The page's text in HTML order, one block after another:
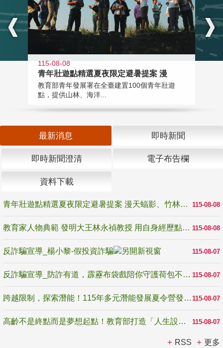
115-08-08
青年壯遊點精選夏夜限定避暑提案 漫
教育部青年發展署在全臺建置100個青年壯遊
點，提供山林、海洋...
最新消息 即時新聞
即時新聞澄清 電子布告欄
資料下載
115-08-08
青年壯遊點精選夏夜限定避暑提案 漫天蝠影、竹林尋蛙、茶香夜觀 邀青年暮色出發
115-08-08
教育家人物典範 發明大王林永禎教授 用自身經歷點亮學生的路
115-08-07
反詐騙宣導_楊小黎-假投資詐騙
115-08-07
反詐騙宣導_防詐有道，霹靂布袋戲陪你守護荷包不受騙
115-08-07
跨越限制，探索潛能！115年多元潛能發展夏令營發掘生命無限可能
115-08-07
高齡不是終點而是夢想起點！教育部打造「人生設計夢工場」 參展第3屆高齡健康產業博覽會
RSS 更多